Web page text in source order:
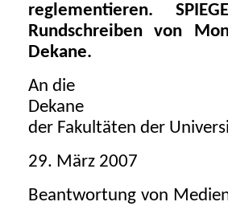
reglementieren.
Rundschreiben von
Dekane.
An die
Dekane
der Fakultäten der
29. März 2007
Beantwortung von